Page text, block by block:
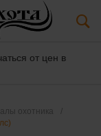
от цен в
охотника